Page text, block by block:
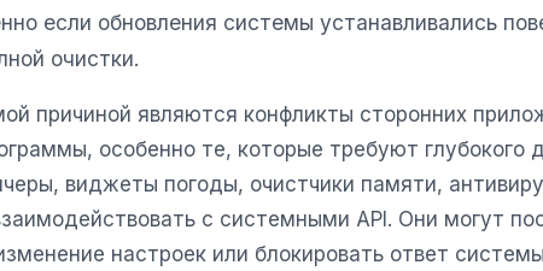
если обновления системы устанавливались
очистки.
причиной являются конфликты сторонних
особенно те, которые требуют глубокого
виджеты погоды, очистчики памяти,
с системными API. Они могут
настроек или блокировать ответ